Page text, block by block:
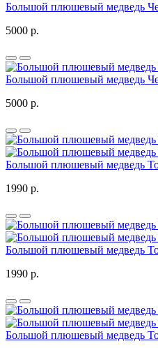
Большой плюшевый медведь
5000 р.
Большой плюшевый медведь
5000 р.
Большой плюшевый медведь
1990 р.
Большой плюшевый медведь
1990 р.
Большой плюшевый медведь